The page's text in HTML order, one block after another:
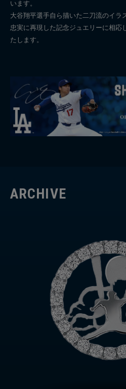
います。
大谷翔平選手自ら描いた二刀流のイラ
忠実に再現した記念ジュエリーに相応
たします。
ARCHIVE